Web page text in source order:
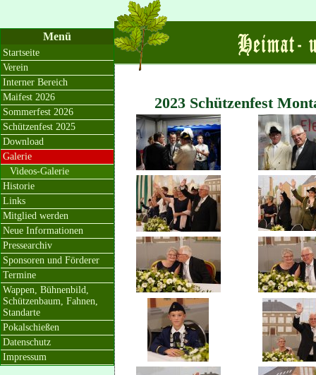
2023 Schützenfest
Menü
Startseite
Verein
Interner Bereich
Maifest 2026
Sommerfest 2026
Schützenfest 2025
Download
Galerie
Videos-Galerie
Historie
Links
Mitglied werden
Neue Informationen
Pressearchiv
Sponsoren und Förderer
Termine
Wappen, Bühnenbild,
Schützenbaum, Fahnen,
Standarte
Pokalschießen
Datenschutz
Impressum